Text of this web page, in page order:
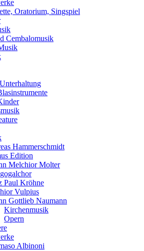
Oratorium, Singspiel
Cembalomusik
Hammerschmidt
Edition
Melchior Molter
Paul Kröhne
Vulpius
Gottlieb Naumann
Kirchenmusik
Opern
Albinoni